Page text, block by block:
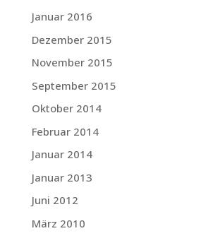
Januar 2016
Dezember 2015
November 2015
September 2015
Oktober 2014
Februar 2014
Januar 2014
Januar 2013
Juni 2012
März 2010